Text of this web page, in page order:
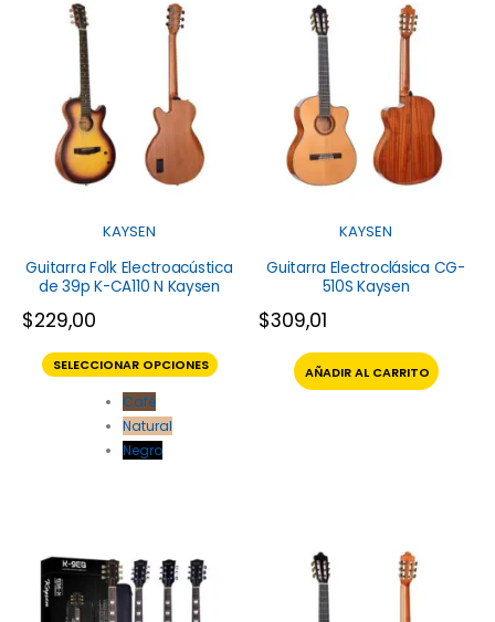
KAYSEN
Guitarra Folk Electroacústica
de 39p K-CA110 N Kaysen
$229,00
SELECCIONAR OPCIONES
Café
Natural
Negro
KAYSEN
Guitarra Electroclásica CG-
510S Kaysen
$309,01
AÑADIR AL CARRITO